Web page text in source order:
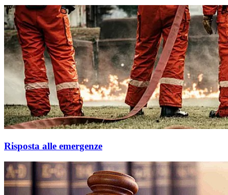
Risposta alle emergenze